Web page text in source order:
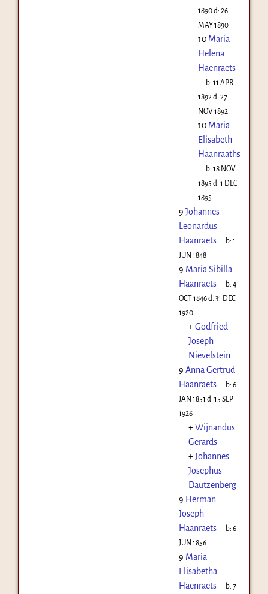
1890d: 26
MAY 1890
10 Maria
Helena
Haenraets
b:11 APR
1892 d: 27
NOV 1892
10 Maria
Elisabeth
Haanraaths
b:18 NOV
1895 d: 1 DEC
1895
9 Johannes
Leonardus
Haanraets
b:1
JUN 1848
9 Maria Sibilla
Haanraets
b:4
OCT 1846d: 31 DEC
1920
+Godfried
Joseph
Nievelstein
9 Anna Gertrud
Haanraets
b:6
JAN 1851 d: 15 SEP
1926
+Wijnandus
Gerards
+Johannes
Josephus
Dautzenberg
9 Herman
Joseph
Haanraets
b:6
JUN 1856
9 Maria
Elisabetha
Haenraets
b:7